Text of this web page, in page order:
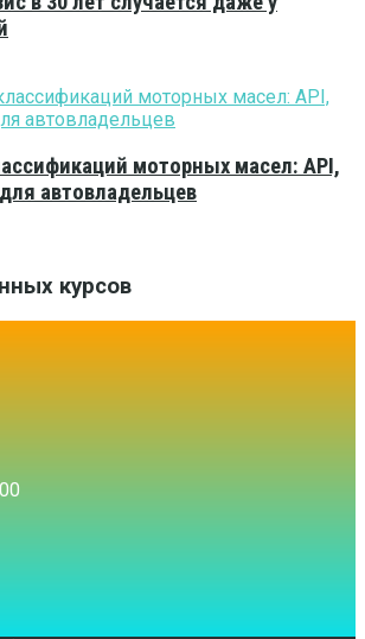
моторных масел: API,
автовладельцев
курсов